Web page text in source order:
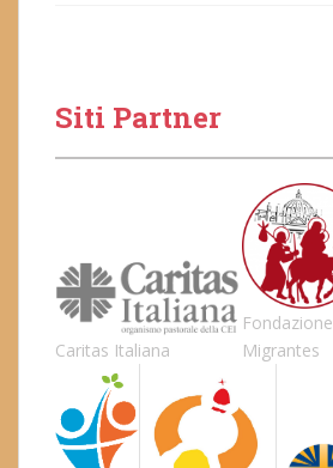
Siti Partner
Caritas Italiana
Fondazione
Migrantes